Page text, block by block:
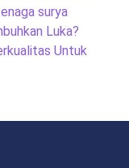
surya
Luka?
Untuk